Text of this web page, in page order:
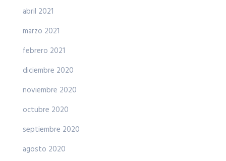
abril 2021
marzo 2021
febrero 2021
diciembre 2020
noviembre 2020
octubre 2020
septiembre 2020
agosto 2020